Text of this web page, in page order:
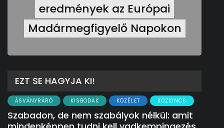
eredmények az Európai
Madármegfigyelő Napokon
EZT SE HAGYJA KI!
ÁSVÁNYRÁRÓ KISBODAK KÖZÉLET KÖZKINCS
Szabadon, de nem szabályok nélkül: amit